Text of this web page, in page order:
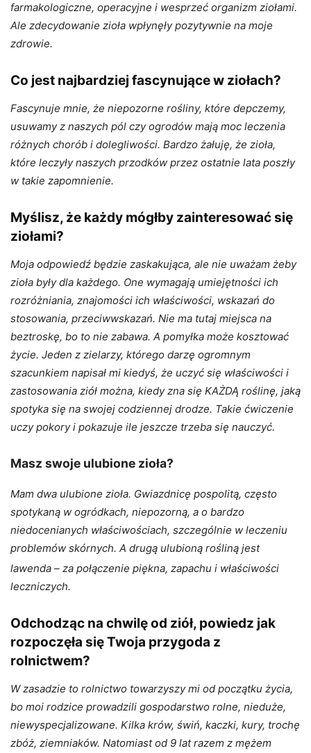
farmakologiczne, operacyjne i wesprzeć organizm ziołami.
Ale zdecydowanie zioła wpłynęły pozytywnie na moje
zdrowie.
Co jest najbardziej fascynujące w ziołach?
Fascynuje mnie, że niepozorne rośliny, które depczemy,
usuwamy z naszych pól czy ogrodów mają moc leczenia
różnych chorób i dolegliwości. Bardzo żałuję, że zioła,
które leczyły naszych przodków przez ostatnie lata poszły
w takie zapomnienie.
Myślisz, że każdy mógłby zainteresować się
ziołami?
Moja odpowiedź będzie zaskakująca, ale nie uważam żeby
zioła były dla każdego. One wymagają umiejętności ich
rozróżniania, znajomości ich właściwości, wskazań do
stosowania, przeciwwskazań. Nie ma tutaj miejsca na
beztroskę, bo to nie zabawa. A pomyłka może kosztować
życie. Jeden z zielarzy, którego darzę ogromnym
szacunkiem napisał mi kiedyś, że uczyć się właściwości i
zastosowania ziół można, kiedy zna się KAŻDĄ roślinę, jaką
spotyka się na swojej codziennej drodze. Takie ćwiczenie
uczy pokory i pokazuje ile jeszcze trzeba się nauczyć.
Masz swoje ulubione zioła?
Mam dwa ulubione zioła. Gwiazdnicę pospolitą, często
spotykaną w ogródkach, niepozorną, a o bardzo
niedocenianych właściwościach, szczególnie w leczeniu
problemów skórnych. A drugą ulubioną rośliną jest
lawenda – za połączenie piękna, zapachu i właściwości
leczniczych.
Odchodząc na chwilę od ziół, powiedz jak
rozpoczęła się Twoja przygoda z
rolnictwem?
W zasadzie to rolnictwo towarzyszy mi od początku życia,
bo moi rodzice prowadzili gospodarstwo rolne, nieduże,
niewyspecjalizowane. Kilka krów, świń, kaczki, kury, trochę
zbóż, ziemniaków. Natomiast od 9 lat razem z mężem